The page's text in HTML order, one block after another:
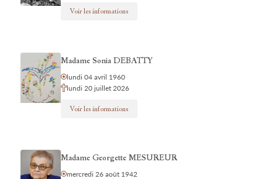
Voir les informations
Madame Sonia DEBATTY
lundi 04 avril 1960
lundi 20 juillet 2026
Voir les informations
Madame Georgette MESUREUR
mercredi 26 août 1942